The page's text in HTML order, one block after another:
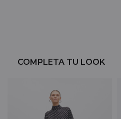
COMPLETA TU LOOK